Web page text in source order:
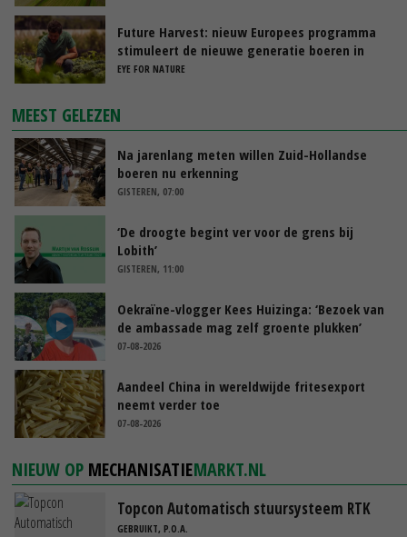
Future Harvest: nieuw Europees programma
stimuleert de nieuwe generatie boeren in
Nederland
EYE FOR NATURE
MEEST GELEZEN
Na jarenlang meten willen Zuid-Hollandse
boeren nu erkenning
GISTEREN, 07:00
‘De droogte begint ver voor de grens bij
Lobith’
GISTEREN, 11:00
Oekraïne-vlogger Kees Huizinga: ‘Bezoek van
de ambassade mag zelf groente plukken’
07-08-2026
Aandeel China in wereldwijde fritesexport
neemt verder toe
07-08-2026
NIEUW OP MECHANISATIEMARKT.NL
Topcon Automatisch stuursysteem RTK
GEBRUIKT, P.O.A.